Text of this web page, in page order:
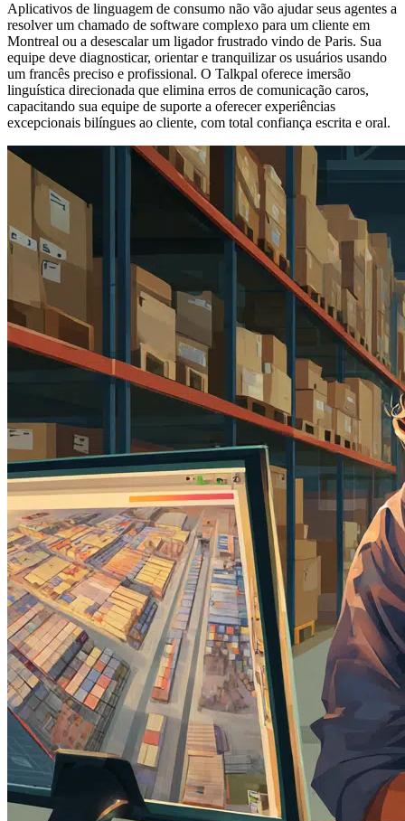
Aplicativos de linguagem de consumo não vão ajudar seus agentes a
resolver um chamado de software complexo para um cliente em
Montreal ou a desescalar um ligador frustrado vindo de Paris. Sua
equipe deve diagnosticar, orientar e tranquilizar os usuários usando
um francês preciso e profissional. O Talkpal oferece imersão
linguística direcionada que elimina erros de comunicação caros,
capacitando sua equipe de suporte a oferecer experiências
excepcionais bilíngues ao cliente, com total confiança escrita e oral.